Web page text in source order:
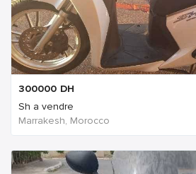
300000 DH
Sh a vendre
Marrakesh, Morocco